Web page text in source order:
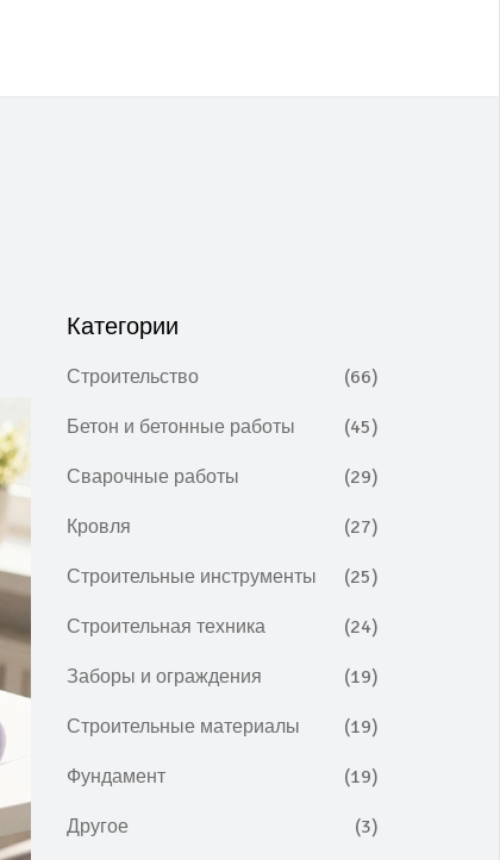
Категории
Строительство (66)
Бетон и бетонные работы (45)
Сварочные работы (29)
Кровля (27)
Строительные инструменты (25)
Строительная техника (24)
Заборы и ограждения (19)
Строительные материалы (19)
Фундамент (19)
Другое (3)